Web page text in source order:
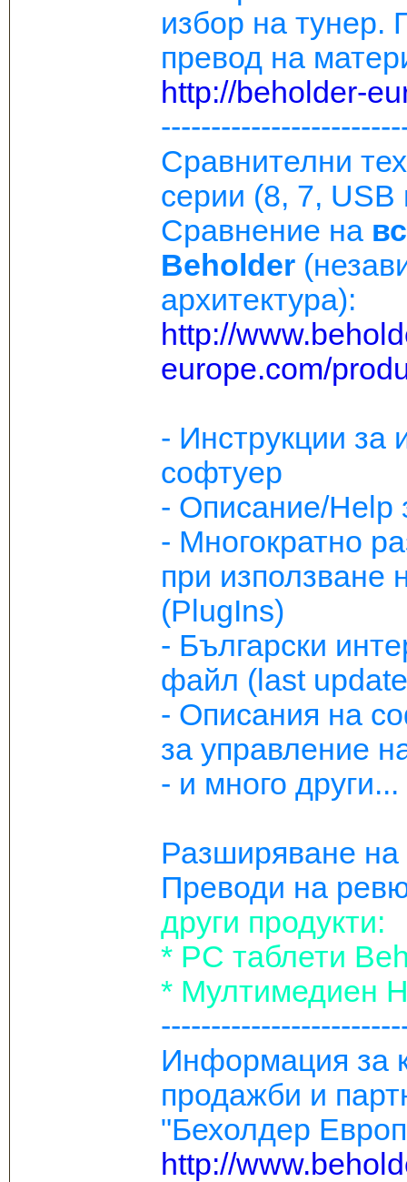
избор на тунер.
превод на
http://beholder-
Сравнителни
серии (8, 7, USB
Сравнение на
Beholder
архитектура):
http://
europe.com/
- Инструкции за
софтуер
- Описание/Help
- Многократно
при използване
(PlugIns)
- Български
файл (last
- Описания на
за управление
- и много други...
Разширяване
Преводи на
други продукти:
* РС таблети
* Мултимедиен
Информация за
продажби и
"Бехолдер
http://